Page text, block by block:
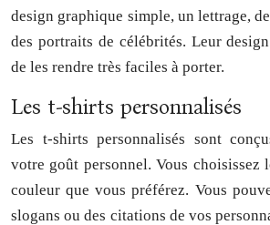
design graphique simple, un lettrage,
des portraits de célébrités. Leur
de les rendre très faciles à porter.
Les t-shirts personnalisés
Les t-shirts personnalisés sont
votre goût personnel. Vous
couleur que vous préférez. Vous
slogans ou des citations de vos